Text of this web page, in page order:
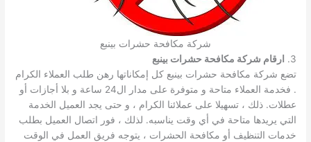
شركة مكافحة حشرات بينبع
3.
ارقام شركة مكافحة حشرات بينبع
تضع شركة مكافحة حشرات بينبع كل إمكاناتها رهن طلب العملاء الكرام
. فخدمة العملاء متاحة و متوفرة على مدار ال24 ساعة و بلا أجازات أو
عطلات. ذلك ، تسهيلا على عملائنا الكرام ، و حتى يجد العميل الخدمة
التي يريدها متاحة في أي وقت يناسبه. لذلك ، فور اتصال العميل بطلب
خدمات التنظيف أو مكافحة الحشرات ، يتوجه فريق العمل في الوقت